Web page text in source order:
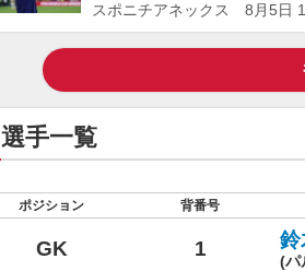
スポニチアネックス 8月5日
選手一覧
ポジション 背番号
GK 1
(パ